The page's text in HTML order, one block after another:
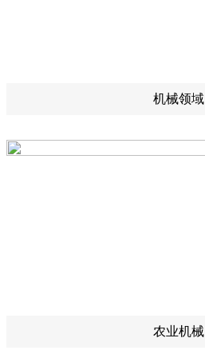
机械领域
农业机械